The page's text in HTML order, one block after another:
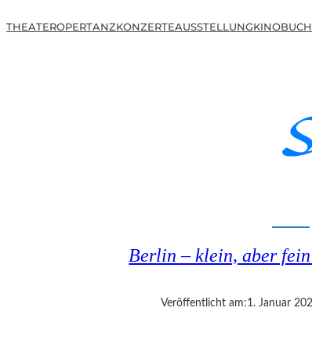
THEATEROPERTANZKONZERTEAUSSTELLUNGKINOBUCH
Berlin – klein, aber
Veröffentlicht am:1. Januar